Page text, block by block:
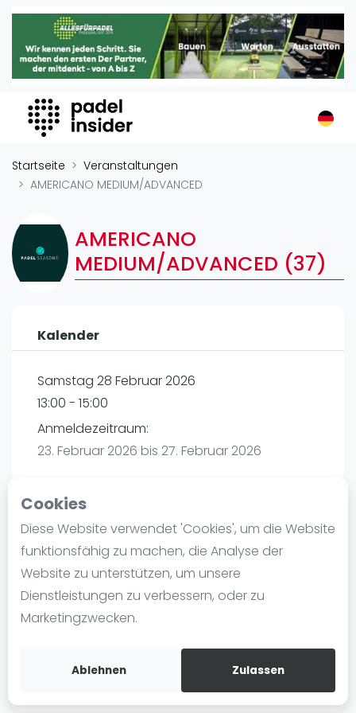
Cookies
Diese Website verwendet 'Cookies', um die Website
funktionsfähig zu machen, die Analyse der
Website zu unterstützen, um unsere
Dienstleistungen zu verbessern, oder zu
Marketingzwecken.
Ablehnen Zulassen
Padel Insider
Home
Organisationen
Buchungssysteme
Padel-Shops
Padel-Marken
Verschiedenes
Veranstaltungen
Playtomic
Ranking
Männer
Frauen
FIP Männer
Blog
Die Geschichte von Padel
Regeln und Punktzählung
Padel Schläge
Video
Startseite
Veranstaltungen
AMERICANO MEDIUM/ADVANCED
AMERICANO
MEDIUM/ADVANCED (37)
Kalender
Samstag 28 Februar 2026
13:00 - 15:00
Anmeldezeitraum:
23. Februar 2026 bis 27. Februar 2026
Playtomic
Padel Seasons | München
Paul-Ehrlich-Weg 6
80999München
playtomic.io